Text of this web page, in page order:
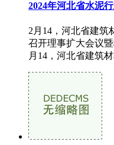
2024年河北省水泥
2月14，河北省建筑
召开理事扩大会议
月14，河北省建筑